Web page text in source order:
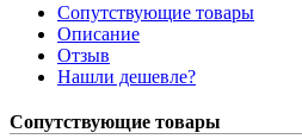
Сопутствующие товары
Описание
Отзыв
Нашли дешевле?
Сопутствующие товары